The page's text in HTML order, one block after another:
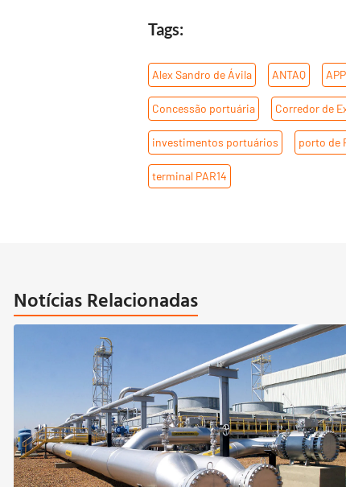
Tags:
Alex Sandro de Ávila ANTAQ
Concessão portuária Corredor de
investimentos portuários porto de
terminal PAR14
Notícias Relacionadas